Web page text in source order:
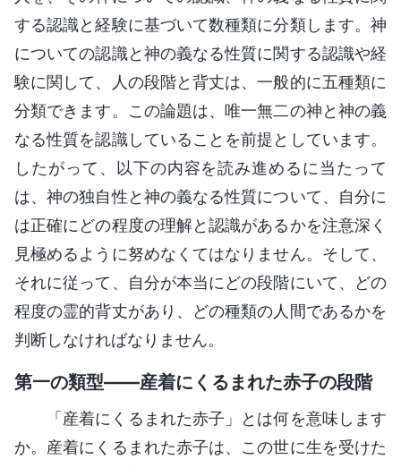
する認識と経験に基づいて数種類に分類します。神
についての認識と神の義なる性質に関する認識や経
験に関して、人の段階と背丈は、一般的に五種類に
分類できます。この論題は、唯一無二の神と神の義
なる性質を認識していることを前提としています。
したがって、以下の内容を読み進めるに当たって
は、神の独自性と神の義なる性質について、自分に
は正確にどの程度の理解と認識があるかを注意深く
見極めるように努めなくてはなりません。そして、
それに従って、自分が本当にどの段階にいて、どの
程度の霊的背丈があり、どの種類の人間であるかを
判断しなければなりません。
第一の類型――産着にくるまれた赤子の段階
「産着にくるまれた赤子」とは何を意味します
か。産着にくるまれた赤子は、この世に生を受けた